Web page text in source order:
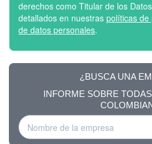
derechos como Titular de los
detallados en nuestras políticas de
de datos personales.
¿BUSCA UNA
INFORME SOBRE